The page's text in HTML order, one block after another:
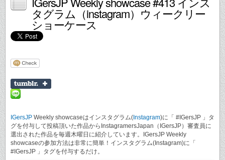
タグラム（instagram）ウィークリー
ショーケース
IGersJP Weekly showcaseはインスタグラム( Instagram)に「 #IGersJP 」タ
グを付与して投稿頂いた作品からInstagramersJapan（IGersJP）審査員に
選出された作品を毎週木曜日に紹介しています。IGersJP Weekly
showcaseの参加方法は非常に簡単！インスタグラム(Instagram)に「
#IGersJP 」タグを付与するだけ。